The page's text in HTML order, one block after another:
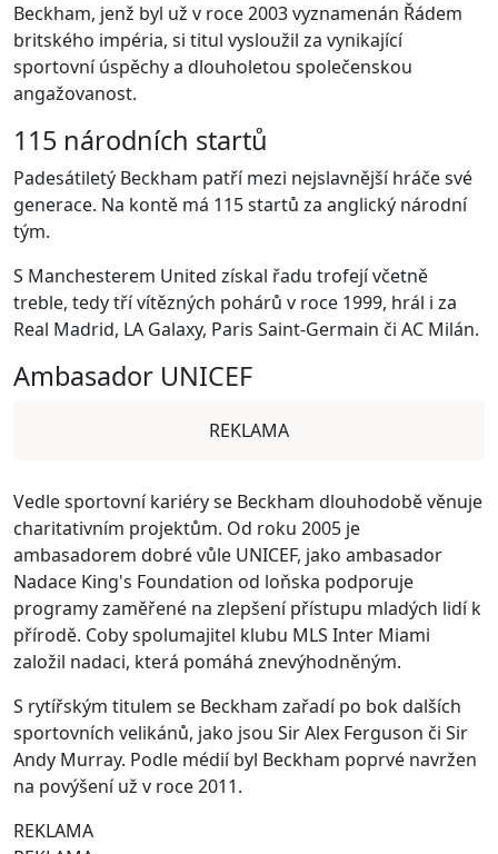
Beckham, jenž byl už v roce 2003 vyznamenán Řádem
britského impéria, si titul vysloužil za vynikající
sportovní úspěchy a dlouholetou společenskou
angažovanost.
115 národních startů
Padesátiletý Beckham patří mezi nejslavnější hráče své
generace. Na kontě má 115 startů za anglický národní
tým.
S Manchesterem United získal řadu trofejí včetně
treble, tedy tří vítězných pohárů v roce 1999, hrál i za
Real Madrid, LA Galaxy, Paris Saint-Germain či AC Milán.
Ambasador UNICEF
REKLAMA
Vedle sportovní kariéry se Beckham dlouhodobě věnuje
charitativním projektům. Od roku 2005 je
ambasadorem dobré vůle UNICEF, jako ambasador
Nadace King's Foundation od loňska podporuje
programy zaměřené na zlepšení přístupu mladých lidí k
přírodě. Coby spolumajitel klubu MLS Inter Miami
založil nadaci, která pomáhá znevýhodněným.
S rytířským titulem se Beckham zařadí po bok dalších
sportovních velikánů, jako jsou Sir Alex Ferguson či Sir
Andy Murray. Podle médií byl Beckham poprvé navržen
na povýšení už v roce 2011.
REKLAMA